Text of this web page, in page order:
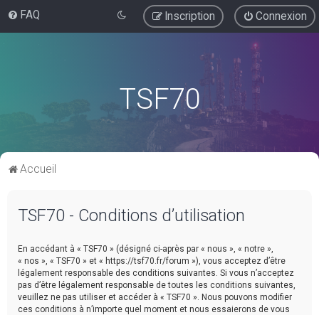
FAQ Connexion
Inscription
TSF70
Accueil
TSF70 - Conditions d’utilisation
En accédant à « TSF70 » (désigné ci-après par « nous », « notre »,
« nos », « TSF70 » et « https://tsf70.fr/forum »), vous acceptez d’être
légalement responsable des conditions suivantes. Si vous n’acceptez
pas d’être légalement responsable de toutes les conditions suivantes,
veuillez ne pas utiliser et accéder à « TSF70 ». Nous pouvons modifier
ces conditions à n’importe quel moment et nous essaierons de vous